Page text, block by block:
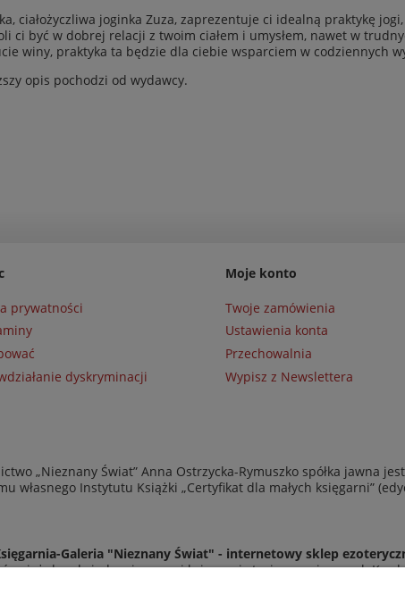
ciałożyczliwa joginka Zuza, zaprezentuje ci idealną praktykę
ci być w dobrej relacji z twoim ciałem i umysłem, nawet w
winy, praktyka ta będzie dla ciebie wsparciem w codziennych
opis pochodzi od wydawcy.
prywatności
dyskryminacji
Moje konto
Twoje zamówienia
Ustawienia konta
Przechowalnia
Wypisz z Newslettera
„Nieznany Świat” Anna Ostrzycka-Rymuszko spółka jawna
własnego Instytutu Książki „Certyfikat dla małych księgarni”
Galeria "Nieznany Świat" - internetowy sklep
do odwiedzenia naszej księgarni stacjonarnej przy ul.